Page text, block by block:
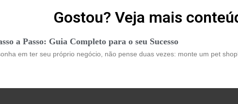
Gostou? Veja mais
a Passo: Guia Completo para o seu Sucesso
em ter seu próprio negócio, não pense duas vezes: monte um pet